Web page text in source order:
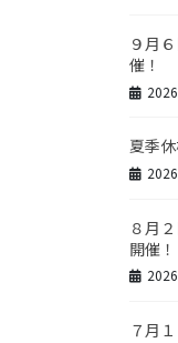
９月
催！
夏季
８月
開催！
７月